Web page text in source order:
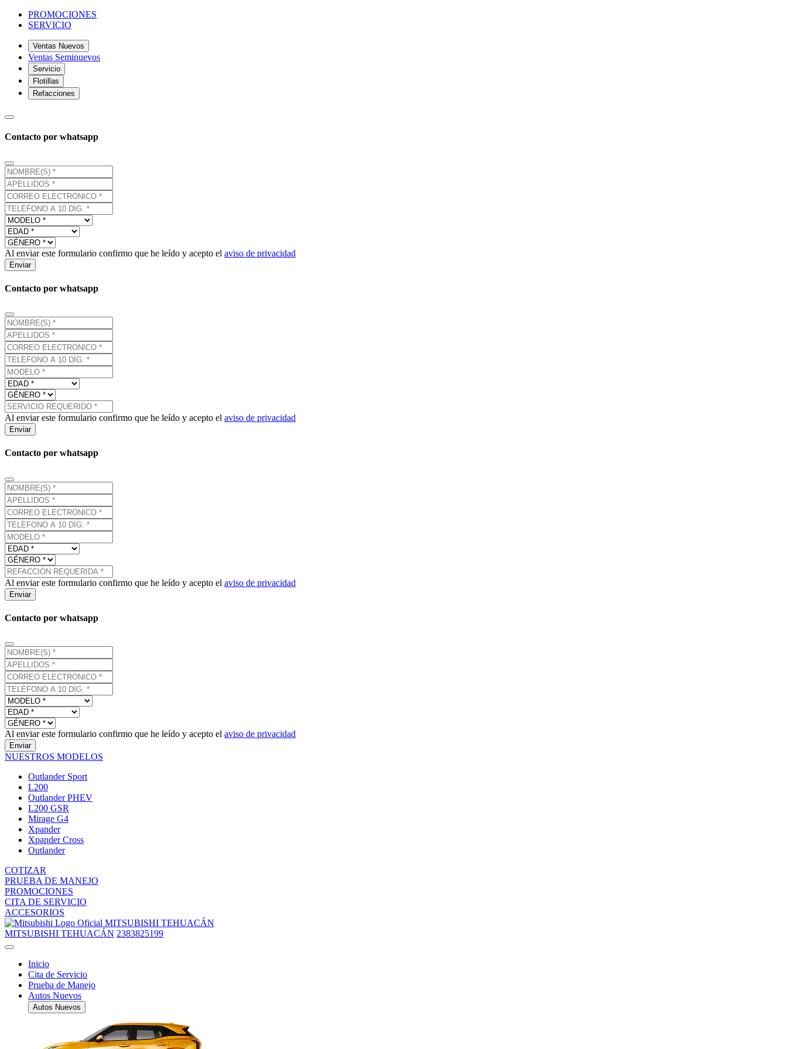
PROMOCIONES
SERVICIO
Ventas Nuevos
Ventas Seminuevos
Servicio
Flotillas
Refacciones
Contacto por whatsapp
Al enviar este formulario confirmo que he leído y acepto el aviso de privacidad
Enviar
Contacto por whatsapp
Al enviar este formulario confirmo que he leído y acepto el aviso de privacidad
Enviar
Contacto por whatsapp
Al enviar este formulario confirmo que he leído y acepto el aviso de privacidad
Enviar
Contacto por whatsapp
Al enviar este formulario confirmo que he leído y acepto el aviso de privacidad
Enviar
NUESTROS MODELOS
Outlander Sport
L200
Outlander PHEV
L200 GSR
Mirage G4
Xpander
Xpander Cross
Outlander
COTIZAR
PRUEBA DE MANEJO
PROMOCIONES
CITA DE SERVICIO
ACCESORIOS
MITSUBISHI TEHUACÁN
MITSUBISHI TEHUACÁN 2383825199
Inicio
Cita de Servicio
Prueba de Manejo
Autos Nuevos
Autos Nuevos